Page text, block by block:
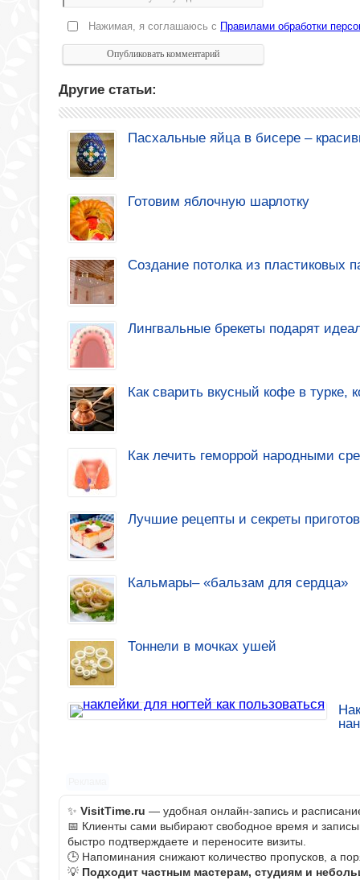
Нажимая, я соглашаюсь с Правилами обработки
Другие статьи:
Пасхальные яйца в бисере –
Готовим яблочную шарлотку
Создание потолка из пластиковых
Лингвальные брекеты подарят
Как сварить вкусный кофе в турке,
Как лечить геморрой народными
Лучшие рецепты и секреты
Кальмары– «бальзам для сердца»
Тоннели в мочках ушей
✨ VisitTime.ru — удобная онлайн-запись и
📅 Клиенты сами выбирают свободное время и
быстро подтверждаете и переносите визиты.
🕒 Напоминания снижают количество пропусков, а
💡 Подходит частным мастерам, студиям и